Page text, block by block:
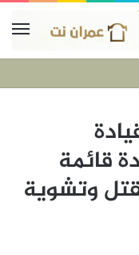
قائمة
وتشوية